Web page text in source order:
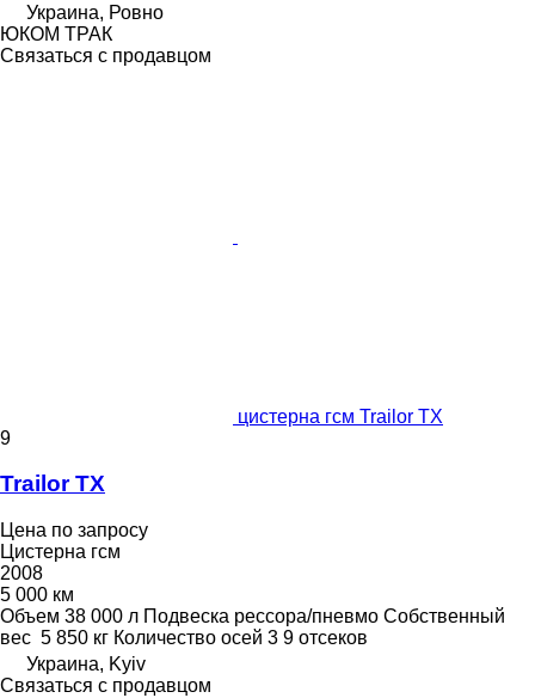
Украина, Ровно
ЮКОМ ТРАК
Связаться с продавцом
цистерна гсм Trailor TX
9
Trailor TX
Цена по запросу
Цистерна гсм
2008
5 000 км
Объем 38 000 л Подвеска рессора/пневмо Собственный
вес 5 850 кг Количество осей 3 9 отсеков
Украина, Kyiv
Связаться с продавцом